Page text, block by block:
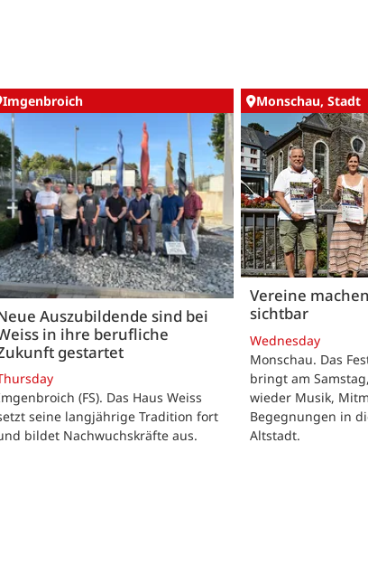
Imgenbroich
Auszubildende sind bei
in ihre berufliche
gestartet
(FS). Das Haus Weiss
seine langjährige Tradition fort
bildet Nachwuchskräfte aus.
Monschau, Stadt
Vereine
sichtbar
Wednesday
Monschau. Das
bringt am
wieder Musik,
Begegnungen in
Altstadt.